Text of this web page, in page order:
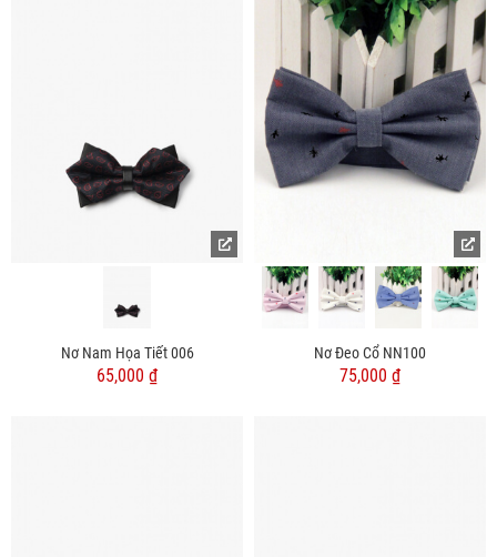
Nơ Nam Họa Tiết 006
65,000 ₫
Nơ Đeo Cổ NN100
75,000 ₫